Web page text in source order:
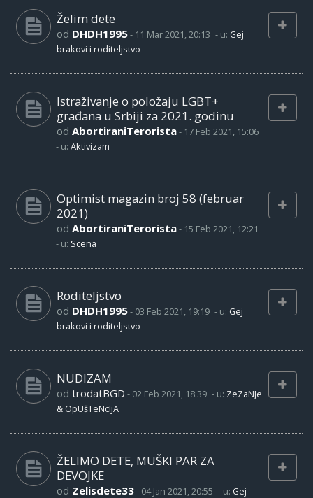
Želim dete
od DHDH1995- 11 Mar 2021, 20:13 - u: Gej
brakovi i roditeljstvo
Istraživanje o položaju LGBT+
građana u Srbiji za 2021. godinu
od AbortiraniTerorista- 17 Feb 2021, 15:06
- u: Aktivizam
Optimist magazin broj 58 (februar
2021)
od AbortiraniTerorista- 15 Feb 2021, 12:21
- u: Scena
Roditeljstvo
od DHDH1995- 03 Feb 2021, 19:19 - u: Gej
brakovi i roditeljstvo
NUDIZAM
od trodatBGD - 02 Feb 2021, 18:39 - u: ZeZaNJe
& OpUšTeNcIjA
ŽELIMO DETE, MUŠKI PAR ZA
DEVOJKE
od Zelisdete33- 04 Jan 2021, 20:55 - u: Gej